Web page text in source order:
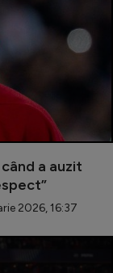
a auzit
2026, 16:37